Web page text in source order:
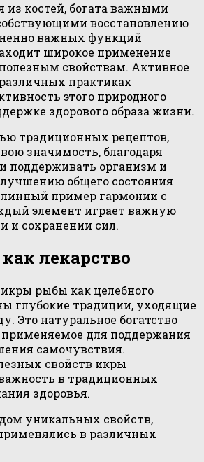
из костей, богата важными
восстановлению
важных функций
широкое применение
свойствам. Активное
практиках
этого природного
здорового образа жизни.
традиционных рецептов,
значимость, благодаря
поддерживать организм и
общего состояния
пример гармонии с
элемент играет важную
и сохранении сил.
лекарство
рыбы как целебного
глубокие традиции, уходящие
Это натуральное богатство
для поддержания
самочувствия.
свойств икры
в традиционных
здоровья.
уникальных свойств,
в различных